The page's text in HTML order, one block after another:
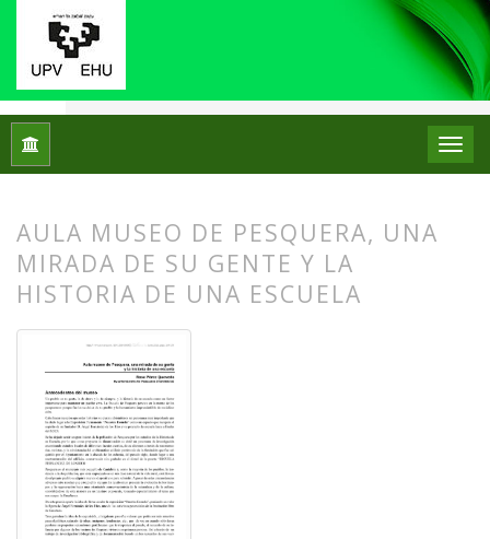
Inicio Centros de Patrimonio
AULA MUSEO DE PESQUERA, UNA
MIRADA DE SU GENTE Y LA
HISTORIA DE UNA ESCUELA